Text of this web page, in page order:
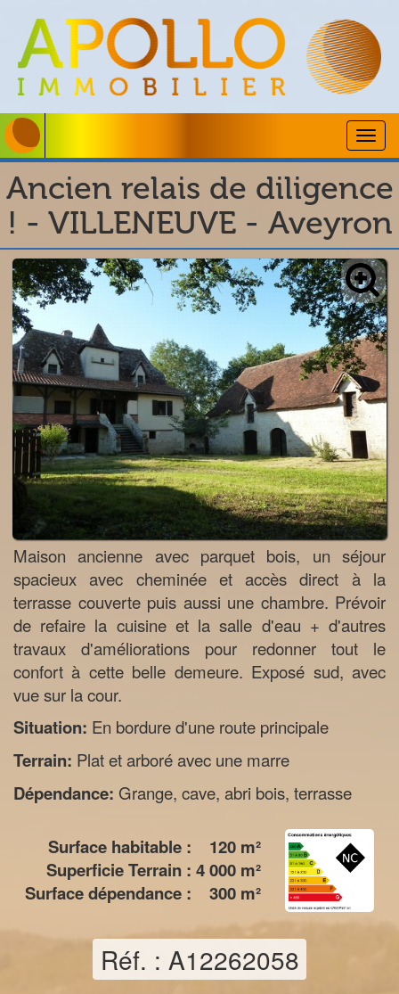
Ancien relais de diligence
! - VILLENEUVE - Aveyron
Maison ancienne avec parquet bois, un séjour
spacieux avec cheminée et accès direct à la
terrasse couverte puis aussi une chambre. Prévoir
de refaire la cuisine et la salle d'eau + d'autres
travaux d'améliorations pour redonner tout le
confort à cette belle demeure. Exposé sud, avec
vue sur la cour.
Situation: En bordure d'une route principale
Terrain: Plat et arboré avec une marre
Dépendance: Grange, cave, abri bois, terrasse
Surface habitable : 120 m²
Superficie Terrain : 4 000 m²
Surface dépendance :
300 m²
Réf. : A12262058